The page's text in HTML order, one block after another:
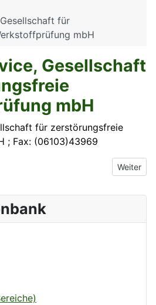
für
mbH
Gesellschaft
mbH
für zerstörungsfreie
; Fax: (06103)43969
Film (Europe) GmbH Nächster
Weiter